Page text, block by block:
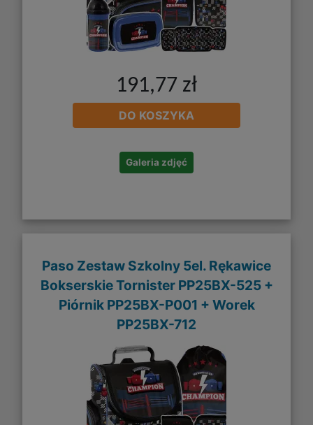
191,77 zł
DO KOSZYKA
Galeria zdjęć
Paso Zestaw Szkolny 5el. Rękawice
Bokserskie Tornister PP25BX-525 +
Piórnik PP25BX-P001 + Worek
PP25BX-712